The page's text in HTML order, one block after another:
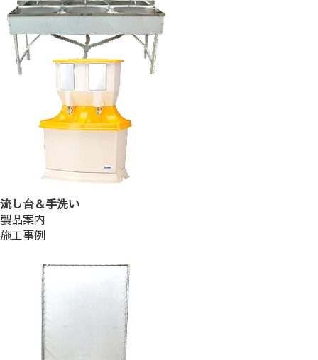
流し台＆手洗い
製品案内
施工事例